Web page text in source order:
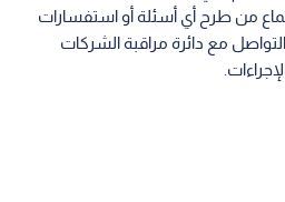
من طرح أي أسئلة أو استفسارات
مع دائرة مراقبة الشركات